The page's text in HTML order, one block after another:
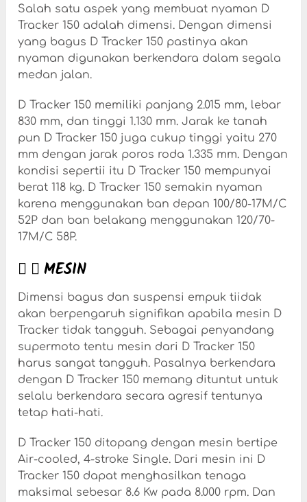
Salah satu aspek yang membuat nyaman D
Tracker 150 adalah dimensi. Dengan dimensi
yang bagus D Tracker 150 pastinya akan
nyaman digunakan berkendara dalam segala
medan jalan.
D Tracker 150 memiliki panjang 2.015 mm, lebar
830 mm, dan tinggi 1.130 mm. Jarak ke tanah
pun D Tracker 150 juga cukup tinggi yaitu 270
mm dengan jarak poros roda 1.335 mm. Dengan
kondisi sepertii itu D Tracker 150 mempunyai
berat 118 kg. D Tracker 150 semakin nyaman
karena menggunakan ban depan 100/80-17M/C
52P dan ban belakang menggunakan 120/70-
17M/C 58P.
MESIN
Dimensi bagus dan suspensi empuk tiidak
akan berpengaruh signifikan apabila mesin D
Tracker tidak tangguh. Sebagai penyandang
supermoto tentu mesin dari D Tracker 150
harus sangat tangguh. Pasalnya berkendara
dengan D Tracker 150 memang dituntut untuk
selalu berkendara secara agresif tentunya
tetap hati-hati.
D Tracker 150 ditopang dengan mesin bertipe
Air-cooled, 4-stroke Single. Dari mesin ini D
Tracker 150 dapat menghasilkan tenaga
maksimal sebesar 8.6 Kw pada 8.000 rpm. Dan